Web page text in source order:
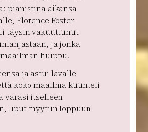
pianistina aikansa
Florence Foster
täysin vakuuttunut
ja jonka
huippu.
ja astui lavalle
koko maailma kuunteli
varasi itselleen
liput myytiin loppuun